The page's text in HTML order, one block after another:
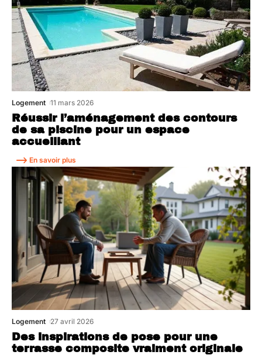
Réussir l’aménagement des contours
de sa piscine pour un espace
accueillant
Logement 11 mars 2026
En savoir plus
Des inspirations de pose pour une
terrasse composite vraiment originale
Logement 27 avril 2026